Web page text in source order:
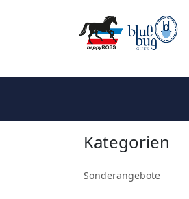
Kategorien
Sonderangebote